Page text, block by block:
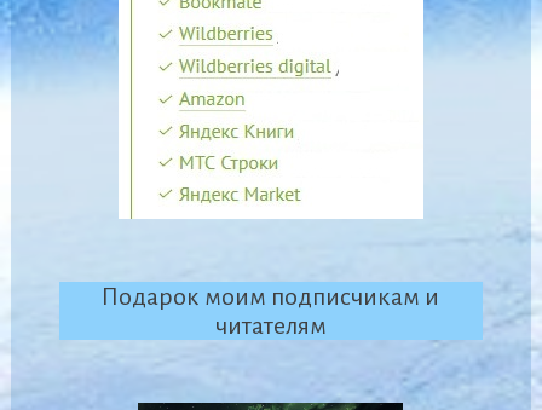
Подарок моим подписчикам и
читателям